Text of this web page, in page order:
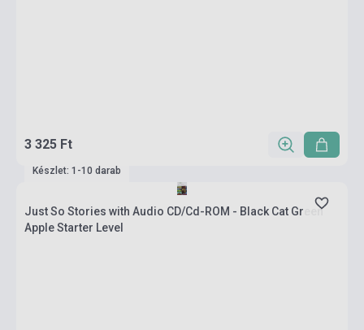
3 325 Ft
Készlet: 1-10 darab
Just So Stories with Audio CD/Cd-ROM - Black Cat Green
Apple Starter Level